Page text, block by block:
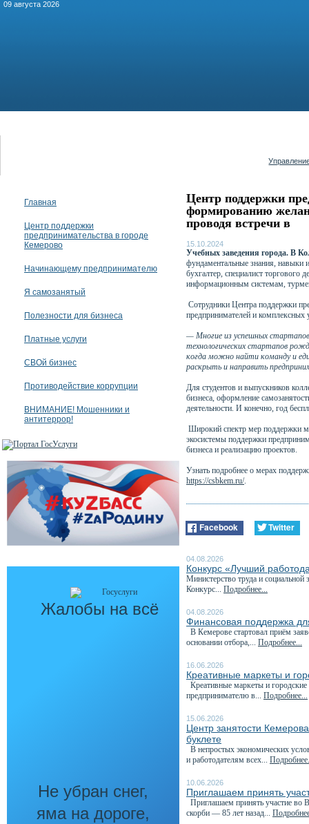
09 августа 2026
Главная
Центр поддержки
предпринимательства в городе
Кемерово
Начинающему предпринимателю
Я самозанятый
Полезности для бизнеса
Платные услуги
СВОй бизнес
Противодействие коррупции
ВНИМАНИЕ! Мошенники и
антитеррор!
Жалобы на всё
Не убран снег,
яма на дороге,
Центр поддержки
формированию
проводя встречи в
15.10.2024
Учебных заведения города. В
фундаментальные знания, навыки
бухгалтер, специалист торгового
информационным системам,
Сотрудники Центра поддержки
предпринимателей и комплексных
— Многие из успешных
технологических стартапов
когда можно найти команду и
раскрыть и направить
Для студентов и выпускников
бизнеса, оформление
деятельности. И конечно, год
Широкий спектр мер поддержки
экосистемы поддержки
бизнеса и реализацию проектов.
Узнать подробнее о мерах
https://csbkem.ru/.
Facebook Twitter
04.08.2026
Конкурс «Лучший
Министерство труда и социальной
Конкурс... Подробнее...
04.08.2026
Финансовая поддержка
В Кемерове стартовал приём
основании отбора,... Подробнее...
16.06.2026
Креативные маркеты и
Креативные маркеты и
предпринимателю в... Подробнее...
15.06.2026
Центр занятости
буклете
В непростых экономических
и работодателям всех...
10.06.2026
Приглашаем принять
Приглашаем принять участие во
скорби — 85 лет назад...